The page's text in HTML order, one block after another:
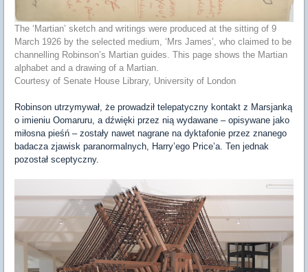
The ‘Martian’ sketch and writings were produced at the sitting of 9
March 1926 by the selected medium, ‘Mrs James’, who claimed to be
channelling Robinson’s Martian guides. This page shows the Martian
alphabet and a drawing of a Martian.
Courtesy of Senate House Library, University of London
Robinson utrzymywał, że prowadził telepatyczny kontakt z Marsjanką
o imieniu Oomaruru, a dźwięki przez nią wydawane – opisywane jako
miłosna pieśń – zostały nawet nagrane na dyktafonie przez znanego
badacza zjawisk paranormalnych, Harry’ego Price’a. Ten jednak
pozostał sceptyczny.